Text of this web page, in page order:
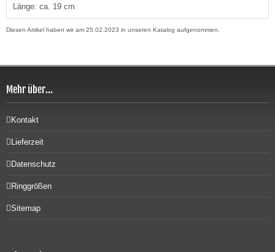
Länge: ca. 19 cm
Diesen Artikel haben wir am 25.02.2023 in unseren Katalog aufgenommen.
Mehr über...
Kontakt
Lieferzeit
Datenschutz
Ringgrößen
Sitemap